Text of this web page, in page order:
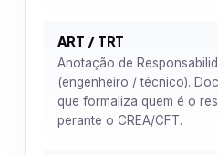
ART / TRT
Anotação de
(engenheiro / técnico).
que formaliza quem é o
perante o CREA/CFT.